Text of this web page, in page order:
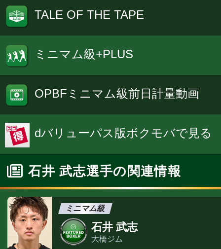
TALE OF THE TAPE
ミニマム級+PLUS
OPBFミニマム級前日計量動画
dバリューパス版ボクモバで見る
石井 武志選手の関連情報
ミニマム級
石井 武志
大橋ジム